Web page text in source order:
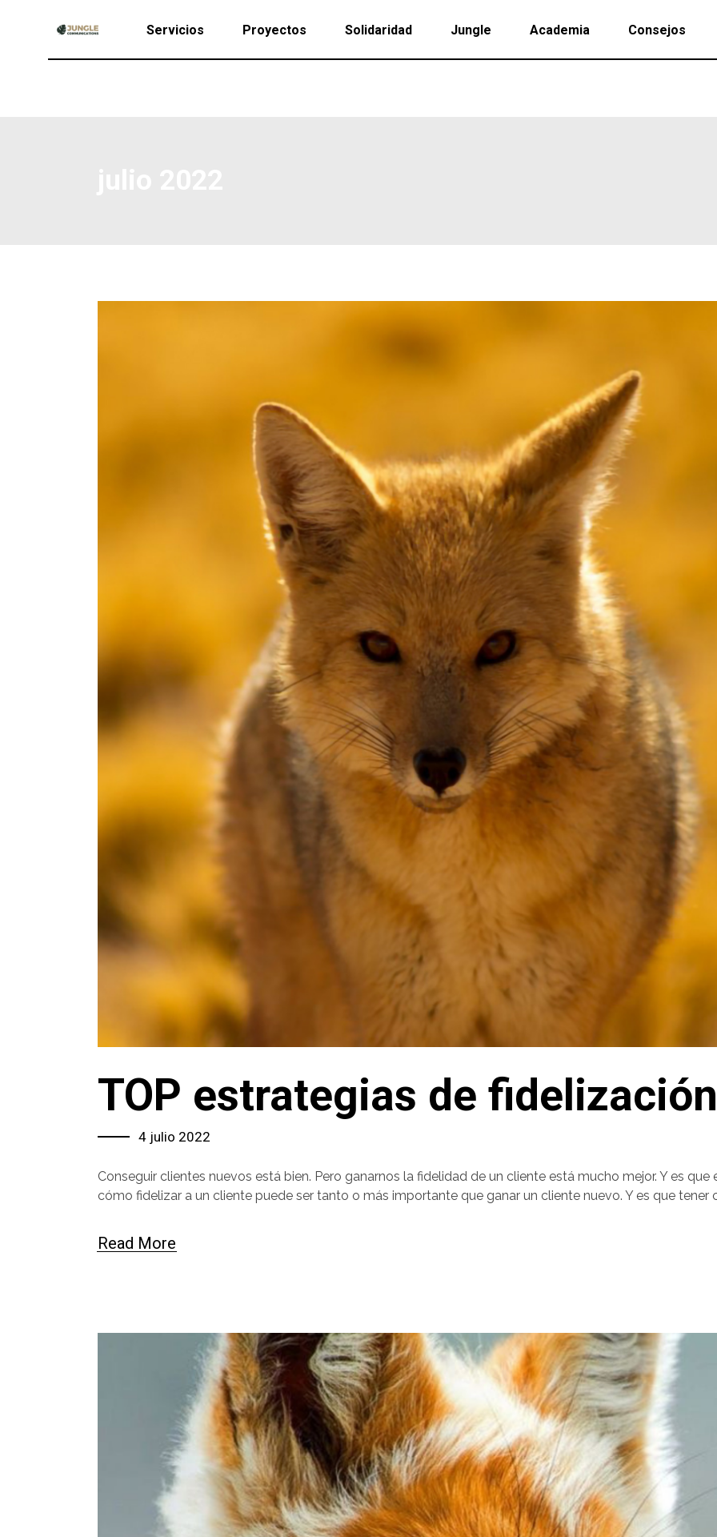
Servicios Proyectos Solidaridad Jungle Academia Consejos
TOP estrategias de
4 julio 2022
Conseguir clientes nuevos está bien. Pero ganarnos la fidelidad de un cliente está mucho mejor. Y es
cómo fidelizar a un cliente puede ser tanto o más importante que ganar un cliente nuevo. Y es que
Read More